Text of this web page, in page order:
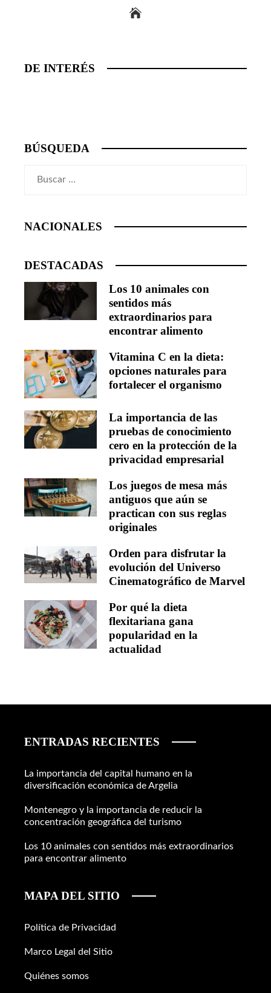
DE INTERÉS
BÚSQUEDA
NACIONALES
DESTACADAS
Los 10 animales con
sentidos más
extraordinarios para
encontrar alimento
Vitamina C en la dieta:
opciones naturales para
fortalecer el organismo
La importancia de las
pruebas de conocimiento
cero en la protección de la
privacidad empresarial
Los juegos de mesa más
antiguos que aún se
practican con sus reglas
originales
Orden para disfrutar la
evolución del Universo
Cinematográfico de Marvel
Por qué la dieta
flexitariana gana
popularidad en la
actualidad
ENTRADAS RECIENTES
La importancia del capital humano en la
diversificación económica de Argelia
Montenegro y la importancia de reducir la
concentración geográfica del turismo
Los 10 animales con sentidos más extraordinarios
para encontrar alimento
MAPA DEL SITIO
Política de Privacidad
Marco Legal del Sitio
Quiénes somos